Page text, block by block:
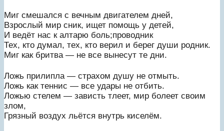
Миг смешался с вечным двигателем дней,
Взрослый мир сник, ищет помощь у детей,
И ведёт нас к алтарю боль;проводник
Тех, кто думал, тех, кто верил и берег души родник.
Миг как бритва — не все вынесут те дни.
Ложь прилипла — страхом душу не отмыть.
Ложь как теннис — все удары не отбить.
Ложью стелем — зависть тлеет, мир болеет своим
злом,
Грязный воздух льётся внутрь киселём.